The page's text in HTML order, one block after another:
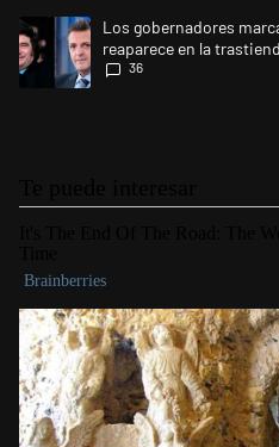
Un artículo de tendencia con el
Los gobernadores
reaparece en la
36